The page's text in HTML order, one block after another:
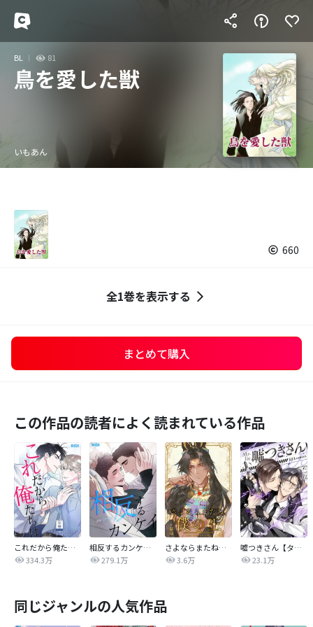
BL 81
鳥を愛した獣
いもあん
660
全1巻を表示する
まとめて購入
この作品の読者によく読まれている作品
これだから俺たちは
334.3万
相反するカンケイ【改訂版】
279.1万
さよならまたね、僕の王【タテヨミ】
3.6万
嘘つきさん【タテヨミ】
23.1万
同じジャンルの人気作品